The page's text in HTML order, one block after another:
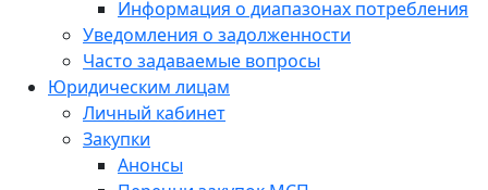
Информация о диапазонах потребления
Уведомления о задолженности
Часто задаваемые вопросы
Юридическим лицам
Личный кабинет
Закупки
Анонсы